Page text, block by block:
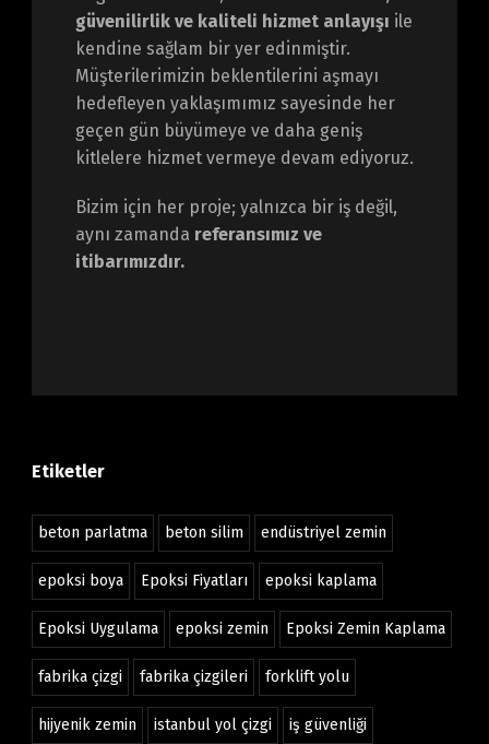
güvenilirlik ve kaliteli hizmet anlayışı ile
kendine sağlam bir yer edinmiştir.
Müşterilerimizin beklentilerini aşmayı
hedefleyen yaklaşımımız sayesinde her
geçen gün büyümeye ve daha geniş
kitlelere hizmet vermeye devam ediyoruz.
Bizim için her proje; yalnızca bir iş değil,
aynı zamanda referansımız ve
itibarımızdır.
Etiketler
beton parlatma beton silim endüstriyel zemin
epoksi boya Epoksi Fiyatları epoksi kaplama
Epoksi Uygulama epoksi zemin Epoksi Zemin Kaplama
fabrika çizgi fabrika çizgileri forklift yolu
hijyenik zemin istanbul yol çizgi iş güvenliği